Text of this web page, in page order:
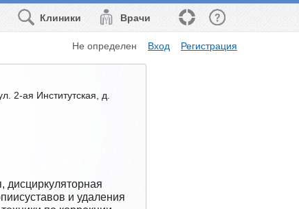
Врачи
Клиники
Не определен Вход Регистрация
2-ая Институтская, д.
дисциркуляторная
и удаления